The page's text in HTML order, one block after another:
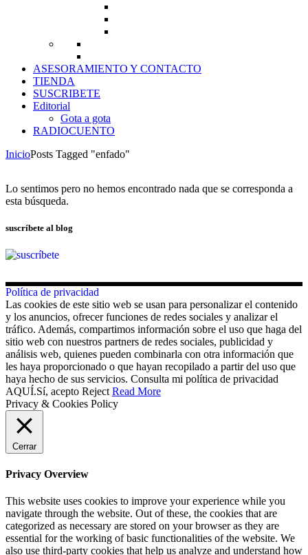
ASESORAMIENTO Y CONTACTO
TIENDA
SUSCRIBETE
Editorial
Gota a gota
RADIOCUENTO
InicioPosts Tagged "enfado"
Lo sentimos pero no hemos encontrado nada que se corresponda a
esta búsqueda.
suscríbete al blog
Política de privacidad
Las cookies de este sitio web se usan para personalizar el contenido
y los anuncios, ofrecer funciones de redes sociales y analizar el
tráfico. Además, compartimos información sobre el uso que haga del
sitio web con nuestros partners de redes sociales, publicidad y
análisis web, quienes pueden combinarla con otra información que
les haya proporcionado o que hayan recopilado a partir del uso que
haya hecho de sus servicios. Consulta mi política de privacidad
AQUÍ.Sí, acepto Reject Read More
Privacy & Cookies Policy
Cerrar
Privacy Overview
This website uses cookies to improve your experience while you
navigate through the website. Out of these, the cookies that are
categorized as necessary are stored on your browser as they are
essential for the working of basic functionalities of the website. We
also use third-party cookies that help us analyze and understand how